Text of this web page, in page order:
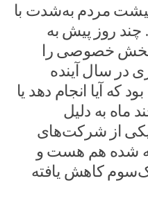
مردم به‌شدت با
روز پیش به
بخش خصوصی را
در سال آینده
که آیا انجام دهد یا
ماه به دلیل
یکی از شرکت‌های
شده هم هست و
کاهش یافته